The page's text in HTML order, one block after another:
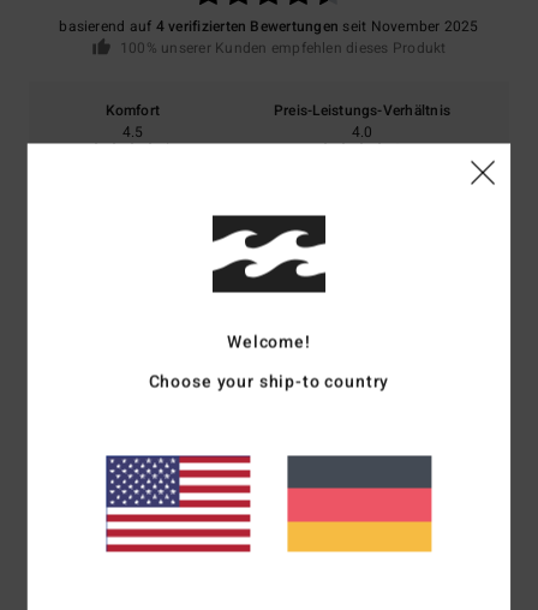
basierend auf 4 verifizierten Bewertungen seit November 2025
100% unserer Kunden empfehlen dieses Produkt
Komfort
4.5
Preis-Leistungs-Verhältnis
4.0
5.0
4 /5
Welcome!
Choose your ship-to country